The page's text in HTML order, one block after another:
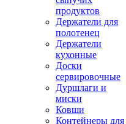
продуктов
Держатели для
полотенец
Держатели
кухонные
Доски
сервировочные
Дуршлаги и
миски
Ковши
Контейнеры для